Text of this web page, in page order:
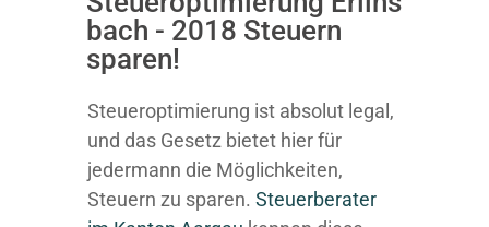
bach - 2018 Steuern
sparen!
Steueroptimierung ist absolut legal,
und das Gesetz bietet hier für
jedermann die Möglichkeiten,
Steuern zu sparen. Steuerberater